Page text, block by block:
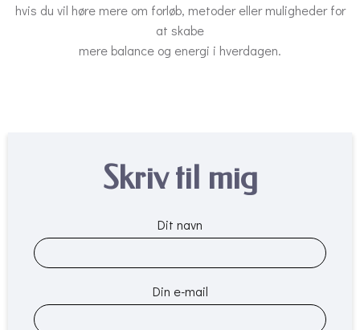
hvis du vil høre mere om forløb, metoder eller muligheder for
at skabe
mere balance og energi i hverdagen.
Skriv til mig
Dit navn
Din e-mail